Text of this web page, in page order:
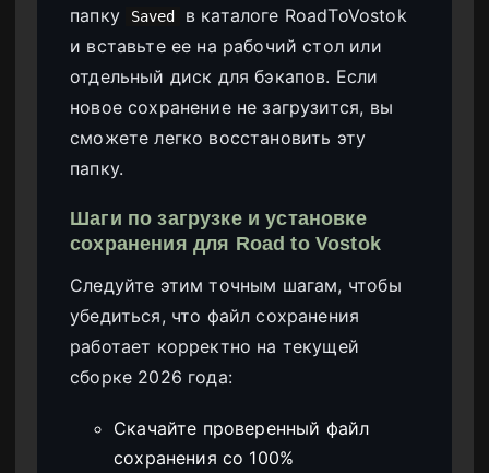
папку
Saved
в каталоге RoadToVostok
и вставьте ее на рабочий стол или
отдельный диск для бэкапов. Если
новое сохранение не загрузится, вы
сможете легко восстановить эту
папку.
Шаги по загрузке и установке
сохранения для Road to Vostok
Следуйте этим точным шагам, чтобы
убедиться, что файл сохранения
работает корректно на текущей
сборке 2026 года:
Скачайте проверенный файл
сохранения со 100%